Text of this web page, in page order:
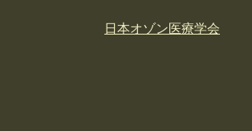
日本オゾン医療学会